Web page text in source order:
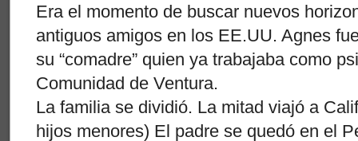
Era el momento de buscar nuevos
antiguos amigos en los EE.UU. Agnes
su “comadre” quien ya trabajaba como
Comunidad de Ventura.
La familia se dividió. La mitad viajó a
hijos menores) El padre se quedó en el